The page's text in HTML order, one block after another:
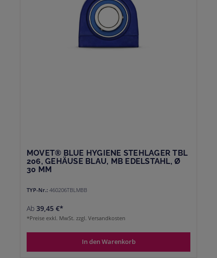
MOVET® BLUE HYGIENE STEHLAGER TBL
206, GEHÄUSE BLAU, MB EDELSTAHL, Ø
30 MM
TYP-Nr.: 460206TBLMBB
Ab 39,45 €*
*Preise exkl. MwSt. zzgl. Versandkosten
In den Warenkorb